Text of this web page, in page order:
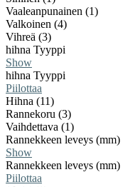
Vaaleanpunainen (1)
Valkoinen (4)
Vihreä (3)
hihna Tyyppi
Show
hihna Tyyppi
Piilottaa
Hihna (11)
Rannekoru (3)
Vaihdettava (1)
Rannekkeen leveys (mm)
Show
Rannekkeen leveys (mm)
Piilottaa